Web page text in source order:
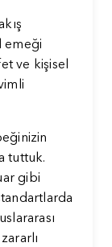
emeği
ve kişisel
tuttuk.
gibi